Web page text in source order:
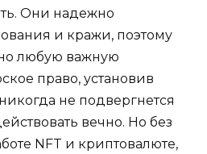
Они надежно
и кражи, поэтому
любую важную
право, установив
не подвергнется
вечно. Но без
NFT и криптовалюте,